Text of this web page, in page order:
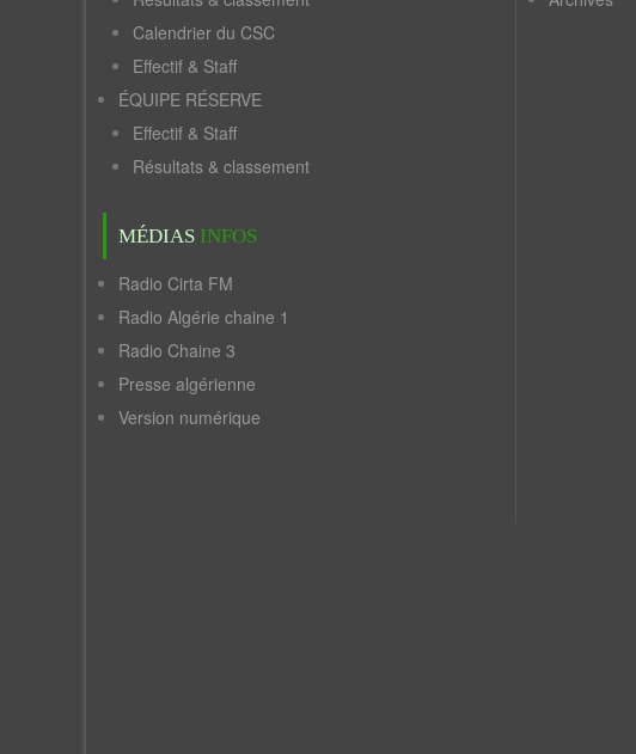
Calendrier du CSC
Effectif & Staff
ÉQUIPE RÉSERVE
Effectif & Staff
Résultats & classement
MÉDIAS INFOS
Radio Cirta FM
Radio Algérie chaine 1
Radio Chaine 3
Presse algérienne
Version numérique